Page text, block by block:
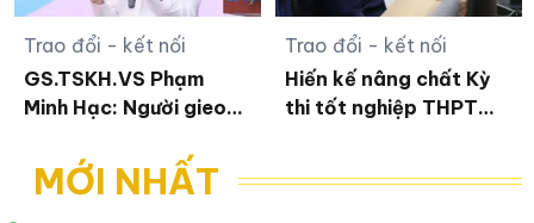
Trao đổi - kết nối
GS.TSKH.VS Phạm
Minh Hạc: Người gieo
lý giáo dục
Trao đổi - kết nối
Hiến kế nâng chất Kỳ
thi tốt nghiệp THPT
MỚI NHẤT